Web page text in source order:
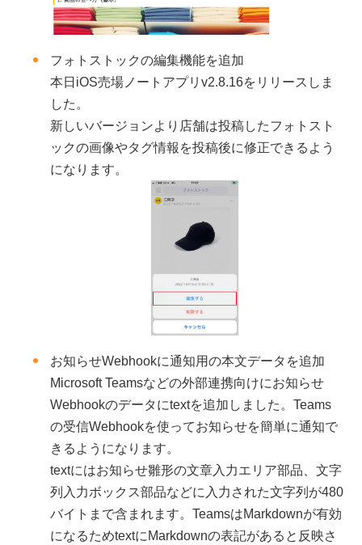
フォトストックの編集機能を追加
本日iOS売場ノートアプリv2.8.16をリリースしま
した。
新しいバージョンより店舗は投稿したフォトスト
ックの画像やタグ情報を投稿後に修正できるよう
になります。
お知らせWebhookに通知用の本文データを追加
Microsoft Teamsなどの外部連携向けにお知らせ
Webhookのデータにtextを追加しました。Teams
の受信Webhookを使ってお知らせを簡単に通知で
きるようになります。
textにはお知らせ雛形の文章入力エリア部品、文字
列入力ボックス部品などに入力された文字列が480
バイトまで含まれます。TeamsはMarkdownが有効
になるためtextにMarkdownの表記があると反映さ